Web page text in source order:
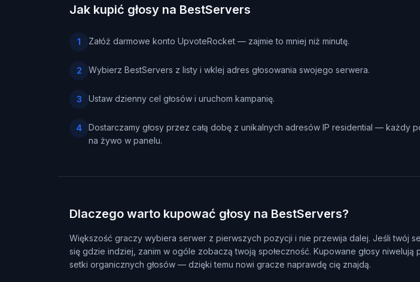
Jak kupić głosy na BestServers
1 Załóż darmowe konto UpvoteRocket — zajmie to mniej niż minutę.
2 Wybierz BestServers z listy i wklej adres głosowania swojego serwera.
3 Ustaw dzienny cel głosów i uruchom kampanię.
4
Dostarczamy głosy przez całą dobę z unikalnych adresów IP residential — każdy
na żywo w panelu.
Dlaczego warto kupować głosy na BestServers?
Większość graczy wybiera serwer z pierwszych pozycji i nie przewija dalej. Jeśli twój
się gdzie indziej, zanim w ogóle zobaczą twoją społeczność. Kupowane głosy
setki organicznych głosów — dzięki temu nowi gracze naprawdę cię znajdą.